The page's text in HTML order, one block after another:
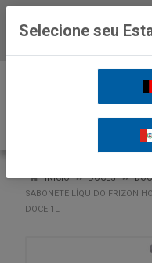
INÍCIO DOCES
SABONETE LÍQUIDO FRIZON
DOCE 1L
Selecione seu